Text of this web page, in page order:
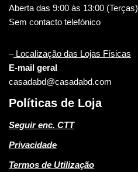
Aberta das 9:00 às 13:00 (Terças)
Sem contacto telefónico
–Localização das Lojas Físicas
E-mail geral
casadabd@casadabd.com
Políticas de Loja
Seguir enc. CTT
Privacidade
Termos de Utilização